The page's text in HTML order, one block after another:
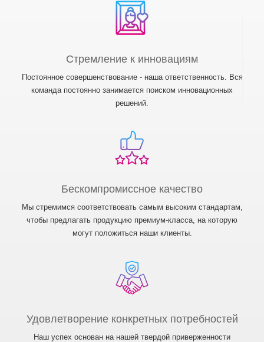
Стремление к инновациям
Постоянное совершенствование - наша ответственность. Вся
команда постоянно занимается поиском инновационных
решений.
Бескомпромиссное качество
Мы стремимся соответствовать самым высоким стандартам,
чтобы предлагать продукцию премиум-класса, на которую
могут положиться наши клиенты.
Удовлетворение конкретных потребностей
Наш успех основан на нашей твердой приверженности